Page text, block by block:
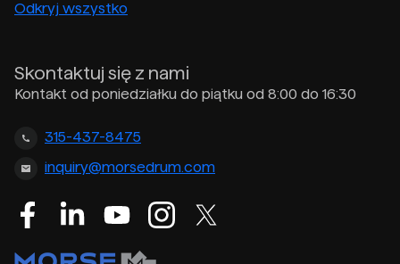
Odkryj wszystko
Skontaktuj się z nami
Kontakt od poniedziałku do piątku od 8:00 do 16:30
315-437-8475
inquiry@morsedrum.com